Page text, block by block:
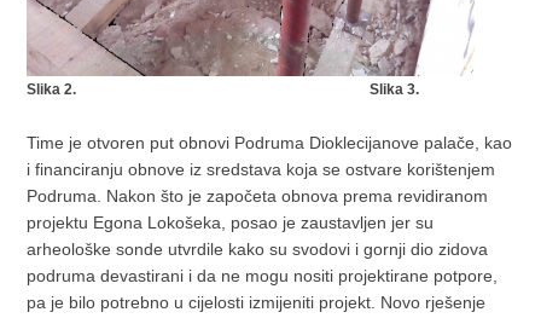
Slika 2. Slika 3.
Time je otvoren put obnovi Podruma Dioklecijanove palače, kao
i financiranju obnove iz sredstava koja se ostvare korištenjem
Podruma. Nakon što je započeta obnova prema revidiranom
projektu Egona Lokošeka, posao je zaustavljen jer su
arheološke sonde utvrdile kako su svodovi i gornji dio zidova
podruma devastirani i da ne mogu nositi projektirane potpore,
pa je bilo potrebno u cijelosti izmijeniti projekt. Novo rješenje